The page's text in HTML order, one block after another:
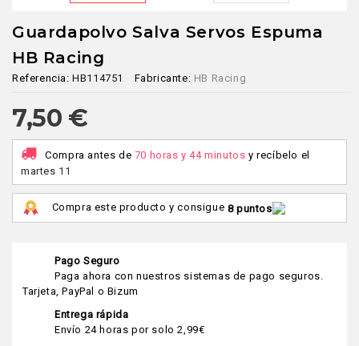
Guardapolvo Salva Servos Espuma
HB Racing
Referencia: HB114751 Fabricante: HB Racing
7,50 €
Compra antes de 70 horas y 44 minutos y recíbelo el
martes 11
Compra este producto y consigue 8 puntos
Pago Seguro
Paga ahora con nuestros sistemas de pago seguros.
Tarjeta, PayPal o Bizum
Entrega rápida
Envío 24 horas por solo 2,99€